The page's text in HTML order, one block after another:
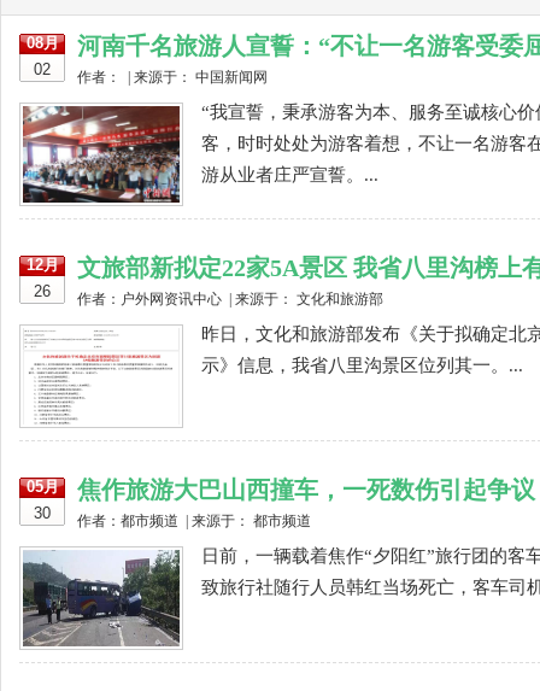
08月
02
河南千名旅游人宣誓：“不让一名游客受委
作者： | 来源于： 中国新闻网
“我宣誓，秉承游客为本、服务至诚核心
客，时时处处为游客着想，不让一名游
游从业者庄严宣誓。...
12月
26
文旅部新拟定22家5A景区 我省八里沟榜上
作者：户外网资讯中心 | 来源于： 文化和旅游部
昨日，文化和旅游部发布《关于拟确定北
示》信息，我省八里沟景区位列其一。...
05月
30
焦作旅游大巴山西撞车，一死数伤引起争议
作者：都市频道 | 来源于： 都市频道
日前，一辆载着焦作“夕阳红”旅行团的
致旅行社随行人员韩红当场死亡，客车司